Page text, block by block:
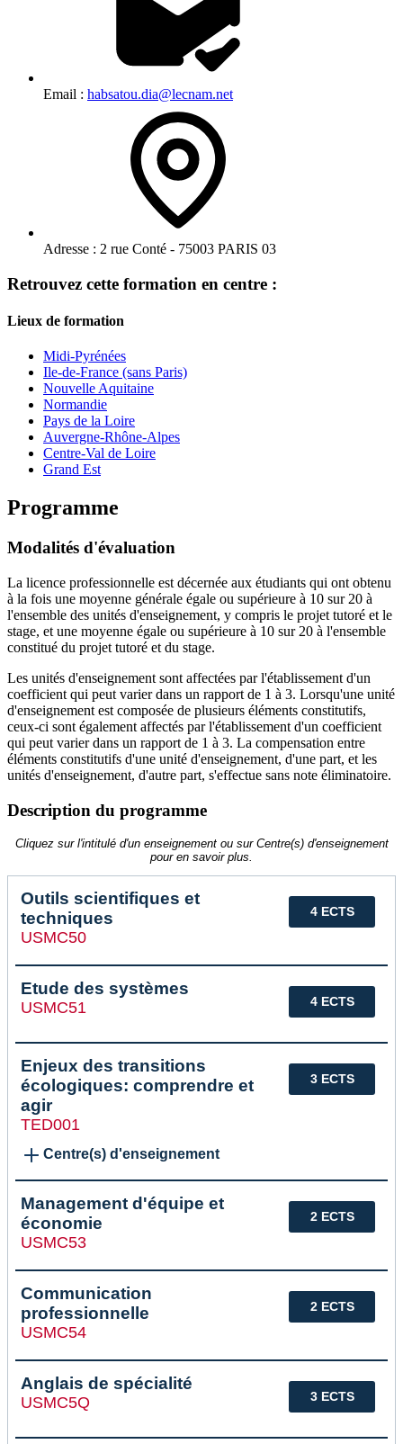
Email : habsatou.dia@lecnam.net
Adresse : 2 rue Conté - 75003 PARIS 03
Retrouvez cette formation en centre :
Lieux de formation
Midi-Pyrénées
Ile-de-France (sans Paris)
Nouvelle Aquitaine
Normandie
Pays de la Loire
Auvergne-Rhône-Alpes
Centre-Val de Loire
Grand Est
Programme
Modalités d'évaluation
La licence professionnelle est décernée aux étudiants qui ont obtenu
à la fois une moyenne générale égale ou supérieure à 10 sur 20 à
l'ensemble des unités d'enseignement, y compris le projet tutoré et le
stage, et une moyenne égale ou supérieure à 10 sur 20 à l'ensemble
constitué du projet tutoré et du stage.
Les unités d'enseignement sont affectées par l'établissement d'un
coefficient qui peut varier dans un rapport de 1 à 3. Lorsqu'une unité
d'enseignement est composée de plusieurs éléments constitutifs,
ceux-ci sont également affectés par l'établissement d'un coefficient
qui peut varier dans un rapport de 1 à 3. La compensation entre
éléments constitutifs d'une unité d'enseignement, d'une part, et les
unités d'enseignement, d'autre part, s'effectue sans note éliminatoire.
Description du programme
Cliquez sur l'intitulé d'un enseignement ou sur Centre(s) d'enseignement
pour en savoir plus.
4 ECTS
Outils scientifiques et
techniques
USMC50
4 ECTS
Etude des systèmes
USMC51
3 ECTS
Enjeux des transitions
écologiques: comprendre et
agir
TED001
Centre(s) d'enseignement
2 ECTS
Management d'équipe et
économie
USMC53
2 ECTS
Communication
professionnelle
USMC54
3 ECTS
Anglais de spécialité
USMC5Q